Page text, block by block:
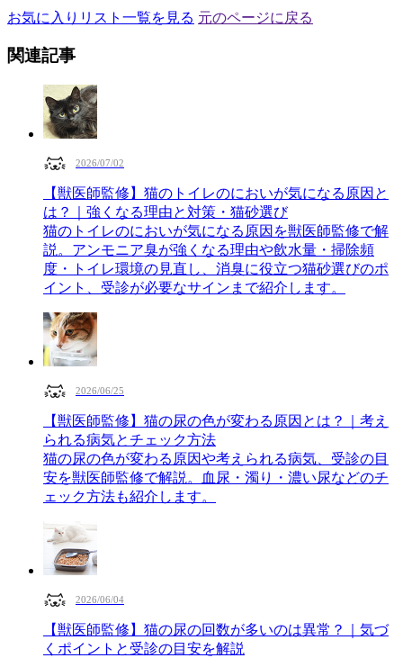
お気に入りリスト一覧を見る 元のページに戻る
関連記事
2026/07/02
【獣医師監修】猫のトイレのにおいが気になる原因と
は？｜強くなる理由と対策・猫砂選び
猫のトイレのにおいが気になる原因を獣医師監修で解
説。アンモニア臭が強くなる理由や飲水量・掃除頻
度・トイレ環境の見直し、消臭に役立つ猫砂選びのポ
イント、受診が必要なサインまで紹介します。
2026/06/25
【獣医師監修】猫の尿の色が変わる原因とは？｜考え
られる病気とチェック方法
猫の尿の色が変わる原因や考えられる病気、受診の目
安を獣医師監修で解説。血尿・濁り・濃い尿などのチ
ェック方法も紹介します。
2026/06/04
【獣医師監修】猫の尿の回数が多いのは異常？｜気づ
くポイントと受診の目安を解説